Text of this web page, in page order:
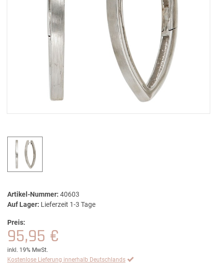
Artikel-Nummer: 40603
Auf Lager: Lieferzeit 1-3 Tage
Preis:
95,95 €
inkl. 19% MwSt.
Kostenlose Lieferung innerhalb Deutschlands